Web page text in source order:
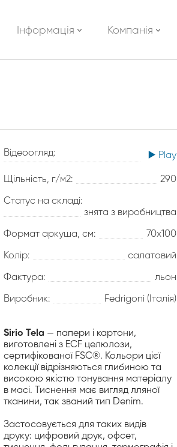
Інформація Компанія
Відеоогляд: ▶️ Play
Щільність, г/м2: 290
Статус на складі:
знята з виробництва
Формат аркуша, см: 70х100
Колір: салатовий
Фактура: льон
Виробник: Fedrigoni (Італія)
Sirio Tela — папери і картони,
виготовлені з ECF целюлози,
сертифікованої FSC®. Кольори цієї
колекції відрізняються глибиною та
високою якістю тонування матеріалу
в масі. Тиснення має вигляд лляної
тканини, так званий тип Denim.
Застосовується для таких видів
друку: цифровий друк, офсет,